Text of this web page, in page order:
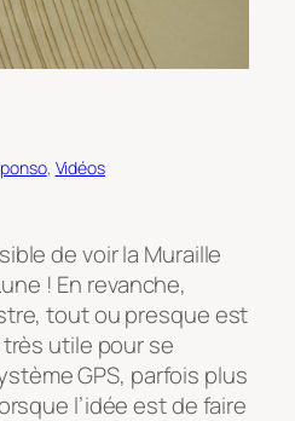
, Vidéos
de voir la Muraille
! En revanche,
tout ou presque est
très utile pour se
GPS, parfois plus
l’idée est de faire